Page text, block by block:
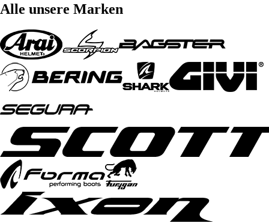
Alle unsere Marken